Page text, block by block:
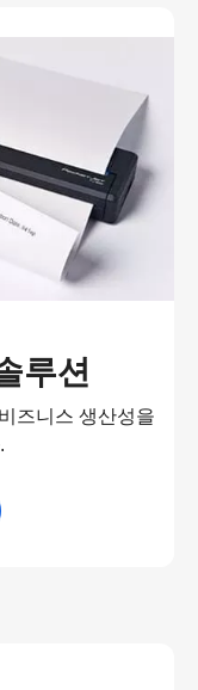
루션
즈니스 생산성을